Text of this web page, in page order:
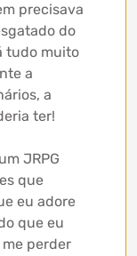
precisava
do
tudo muito
a
a
ter!
JRPG
que
eu adore
que eu
perder